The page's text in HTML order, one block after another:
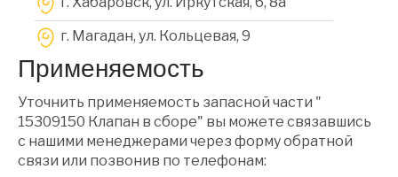
г. Магадан, ул. Кольцевая, 9
Применяемость
Уточнить применяемость запасной части "
15309150 Клапан в сборе" вы можете связавшись
с нашими менеджерами через форму обратной
связи или позвонив по телефонам: